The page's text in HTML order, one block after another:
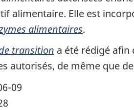
alimentaire. Elle est
alimentaires.
transition a été rédigé
autorisés, de même que
09